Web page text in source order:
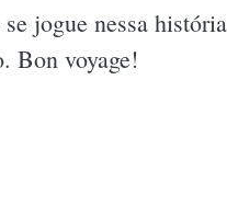
jogue nessa história
Bon voyage!